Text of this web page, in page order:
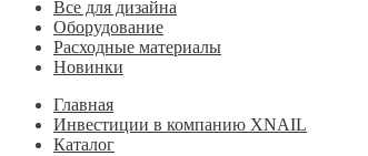
Все для дизайна
Оборудование
Расходные материалы
Новинки
Главная
Инвестиции в компанию XNAIL
Каталог